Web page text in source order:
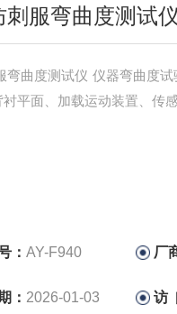
刺服弯曲度测试仪
弯曲度测试仪 仪器弯曲度
平面、加载运动装置、传
： AY-F940 厂
： 2026-01-03 访